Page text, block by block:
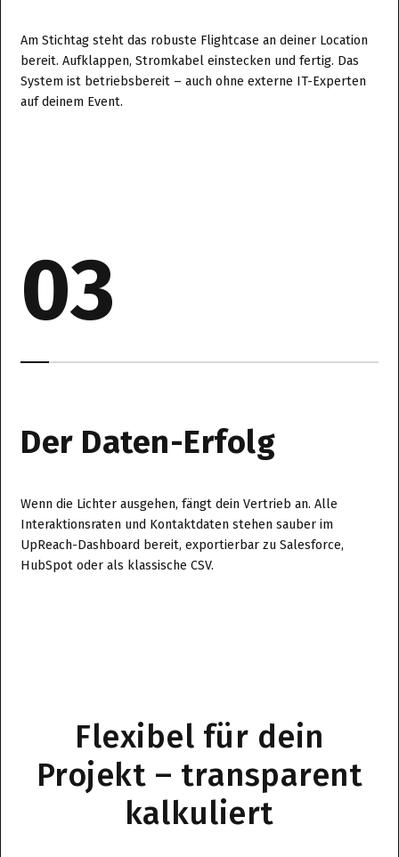
Am Stichtag steht das robuste Flightcase an deiner Location
bereit. Aufklappen, Stromkabel einstecken und fertig. Das
System ist betriebsbereit – auch ohne externe IT-Experten
auf deinem Event.
03
Der Daten-Erfolg
Wenn die Lichter ausgehen, fängt dein Vertrieb an. Alle
Interaktionsraten und Kontaktdaten stehen sauber im
UpReach-Dashboard bereit, exportierbar zu Salesforce,
HubSpot oder als klassische CSV.
Flexibel für dein
Projekt – transparent
kalkuliert